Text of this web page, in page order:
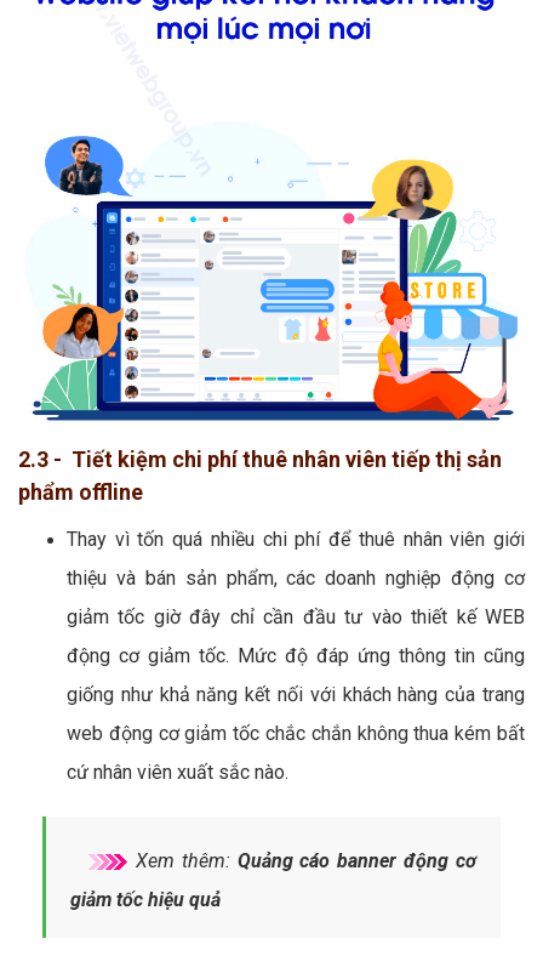
2.3 - Tiết kiệm chi phí thuê nhân viên tiếp thị sản
phẩm offline
Thay vì tốn quá nhiều chi phí để thuê nhân viên giới
thiệu và bán sản phẩm, các doanh nghiệp động cơ
giảm tốc giờ đây chỉ cần đầu tư vào thiết kế WEB
động cơ giảm tốc. Mức độ đáp ứng thông tin cũng
giống như khả năng kết nối với khách hàng của trang
web động cơ giảm tốc chắc chắn không thua kém bất
cứ nhân viên xuất sắc nào.
Xem thêm: Quảng cáo banner động cơ
giảm tốc hiệu quả